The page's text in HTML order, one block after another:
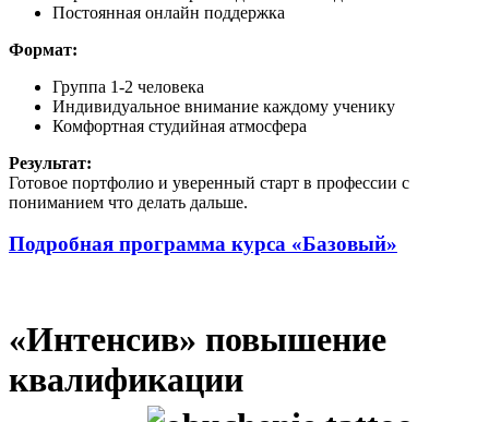
Постоянная онлайн поддержка
Формат:
Группа 1-2 человека
Индивидуальное внимание каждому ученику
Комфортная студийная атмосфера
Результат:
Готовое портфолио и уверенный старт в профессии с
пониманием что делать дальше.
Подробная программа курса «Базовый»
«Интенсив» повышение
квалификации